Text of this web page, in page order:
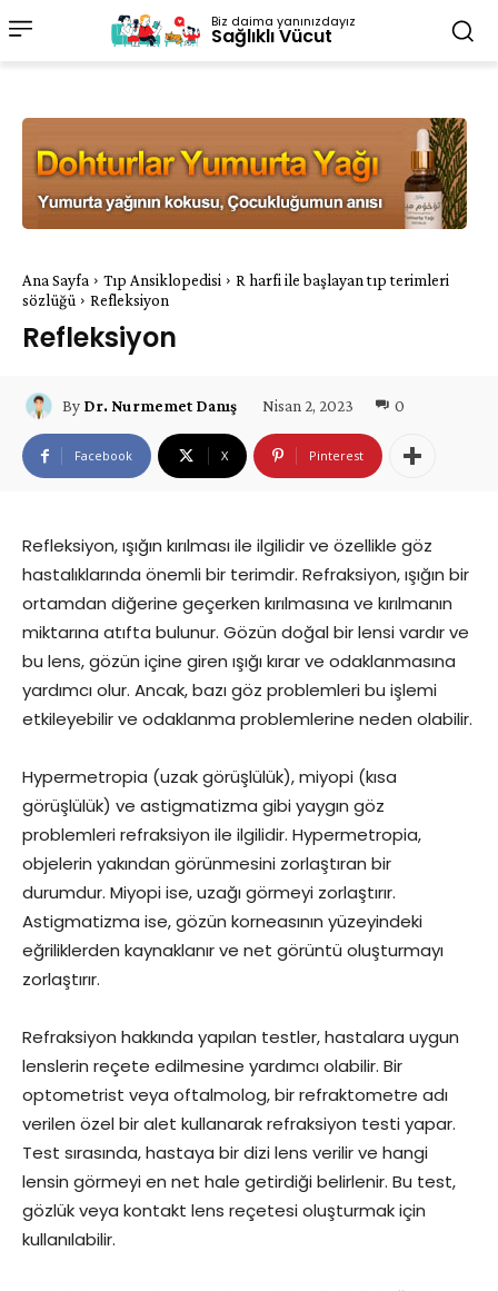
Biz daima yanınızdayız
Sağlıklı Vücut
Ana Sayfa Tıp Ansiklopedisi
R harfi ile başlayan tıp terimleri
sözlüğü
Refleksiyon
Refleksiyon
By Dr. Nurmemet Danış Nisan 2, 2023 0
Facebook X Pinterest
Refleksiyon, ışığın kırılması ile ilgilidir ve özellikle göz
hastalıklarında önemli bir terimdir. Refraksiyon, ışığın bir
ortamdan diğerine geçerken kırılmasına ve kırılmanın
miktarına atıfta bulunur. Gözün doğal bir lensi vardır ve
bu lens, gözün içine giren ışığı kırar ve odaklanmasına
yardımcı olur. Ancak, bazı göz problemleri bu işlemi
etkileyebilir ve odaklanma problemlerine neden olabilir.
Hypermetropia (uzak görüşlülük), miyopi (kısa
görüşlülük) ve astigmatizma gibi yaygın göz
problemleri refraksiyon ile ilgilidir. Hypermetropia,
objelerin yakından görünmesini zorlaştıran bir
durumdur. Miyopi ise, uzağı görmeyi zorlaştırır.
Astigmatizma ise, gözün korneasının yüzeyindeki
eğriliklerden kaynaklanır ve net görüntü oluşturmayı
zorlaştırır.
Refraksiyon hakkında yapılan testler, hastalara uygun
lenslerin reçete edilmesine yardımcı olabilir. Bir
optometrist veya oftalmolog, bir refraktometre adı
verilen özel bir alet kullanarak refraksiyon testi yapar.
Test sırasında, hastaya bir dizi lens verilir ve hangi
lensin görmeyi en net hale getirdiği belirlenir. Bu test,
gözlük veya kontakt lens reçetesi oluşturmak için
kullanılabilir.